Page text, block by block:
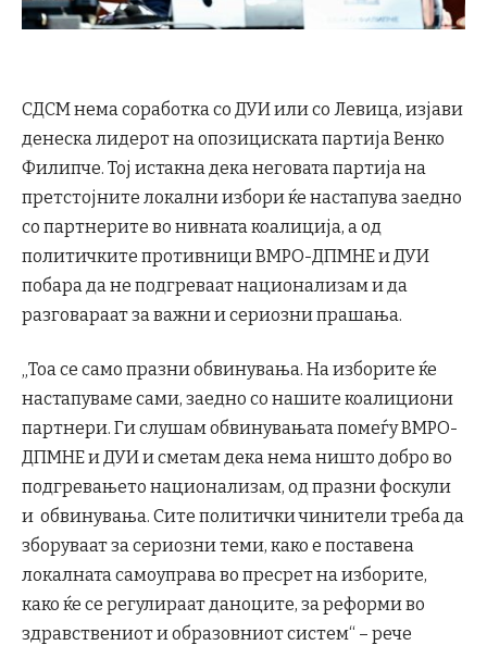
СДСМ нема соработка со ДУИ или со Левица, изјави
денеска лидерот на опозициската партија Венко
Филипче. Тој истакна дека неговата партија на
претстојните локални избори ќе настапува заедно
со партнерите во нивната коалиција, а од
политичките противници ВМРО-ДПМНЕ и ДУИ
побара да не подгреваат национализам и да
разговараат за важни и сериозни прашања.
„Тоа се само празни обвинувања. На изборите ќе
настапуваме сами, заедно со нашите коалициони
партнери. Ги слушам обвинувањата помеѓу ВМРО-
ДПМНЕ и ДУИ и сметам дека нема ништо добро во
подгревањето национализам, од празни фоскули
и обвинувања. Сите политички чинители треба да
зборуваат за сериозни теми, како е поставена
локалната самоуправа во пресрет на изборите,
како ќе се регулираат даноците, за реформи во
здравствениот и образовниот систем“ – рече